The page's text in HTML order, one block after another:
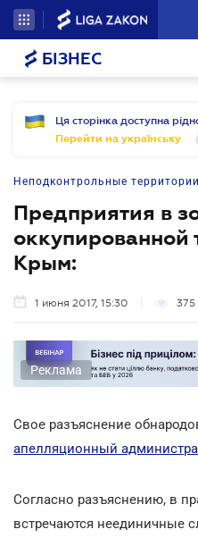
БІЗНЕС
Ця сторінка доступна
Перейти на українську
Неподконтрольные территории
Предприятия в
оккупированной
Крым:
1 июня 2017, 15:30 375
Реклама
Свое разъяснение
апелляционный
Согласно разъяснению, в
встречаются неединичные